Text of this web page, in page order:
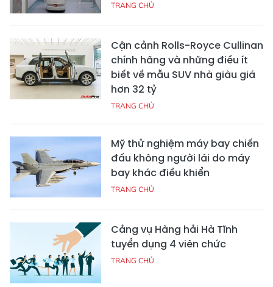
TRANG CHỦ
Cận cảnh Rolls-Royce Cullinan
chính hãng và những điều ít
biết về mẫu SUV nhà giàu giá
hơn 32 tỷ
TRANG CHỦ
Mỹ thử nghiệm máy bay chiến
đấu không người lái do máy
bay khác điều khiển
TRANG CHỦ
Cảng vụ Hàng hải Hà Tĩnh
tuyển dụng 4 viên chức
TRANG CHỦ